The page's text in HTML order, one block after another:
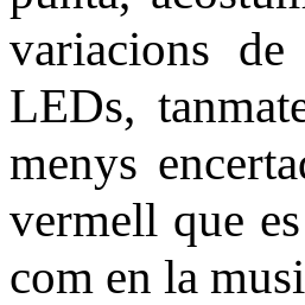
variacions
LEDs,
menys
vermell que
com en la